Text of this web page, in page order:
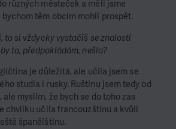
různých městeček a měli jsme
těm obcím mohli prospět.
to si vždycky vystačíš se znalostí
to, předpokládám, nešlo?
je důležitá, ale učila jsem se
studia i rusky. Ruštinu jsem tedy od
myslím, že bych se do toho zas
chvilku učila francouzštinu a kvůli
španělštinu.